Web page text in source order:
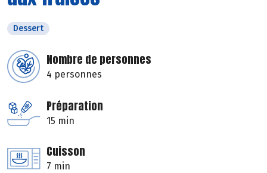
Dessert
Nombre de personnes
4 personnes
Préparation
15 min
Cuisson
7 min